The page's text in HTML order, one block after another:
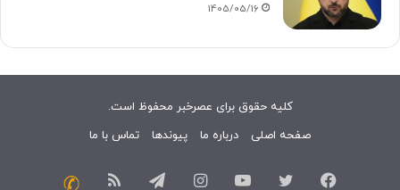
1405/05/16
کلیه حقوق برای عصرخبر محفوظ است.
صفحه اصلی
درباره ما پیوندها تماس با ما
فیسبوک توییتر یوتیوب اینستاگرامتلگرام خوراک